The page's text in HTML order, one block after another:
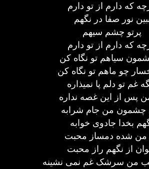
که دارم از تو دارم
نور صفا در نگهم
پرتو چشم سیهم
که دارم از تو دارم
سیاهم تو نگاه کن
چو ماهم تو نگاه کن
غم تو دلم پا نمیذاره
پس از این غصه نداره
چشمون من جام شرابه
بخدا جادوی خوابه
من شده دمساز محبت
از نگهم راز محبت
لب من سرشک غم نمی نشینه